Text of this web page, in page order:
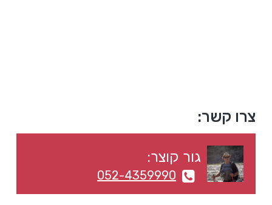
סרגל
צדדי
ראשי
צרו קשר:
גור קוצר:
052-4359990